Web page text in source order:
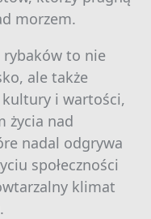
morzem.
to nie
ale także
i wartości,
życia nad
nadal odgrywa
społeczności
klimat